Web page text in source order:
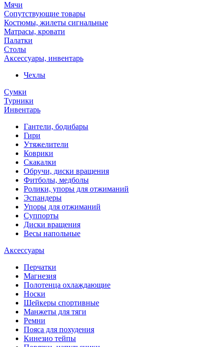
Мячи
Сопутствующие товары
Костюмы, жилеты сигнальные
Матрасы, кровати
Палатки
Столы
Аксессуары, инвентарь
Чехлы
Сумки
Турники
Инвентарь
Гантели, бодибары
Гири
Утяжелители
Коврики
Скакалки
Обручи, диски вращения
Фитболы, медболы
Ролики, упоры для отжиманий
Эспандеры
Упоры для отжиманий
Суппорты
Диски вращения
Весы напольные
Аксессуары
Перчатки
Магнезия
Полотенца охлаждающие
Носки
Шейкеры спортивные
Манжеты для тяги
Ремни
Пояса для похудения
Кинезио тейпы